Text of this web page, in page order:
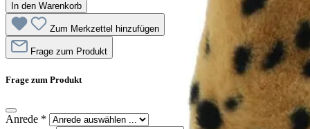
In den Warenkorb
Zum Merkzettel hinzufügen
Frage zum Produkt
Frage zum Produkt
Anrede *